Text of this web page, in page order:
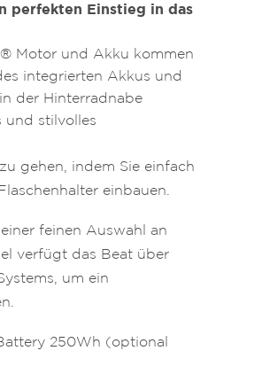
perfekten Einstieg in das
Motor und Akku kommen
integrierten Akkus und
der Hinterradnabe
und stilvolles
gehen, indem Sie einfach
einbauen.
feinen Auswahl an
verfügt das Beat über
um ein
250Wh (optional